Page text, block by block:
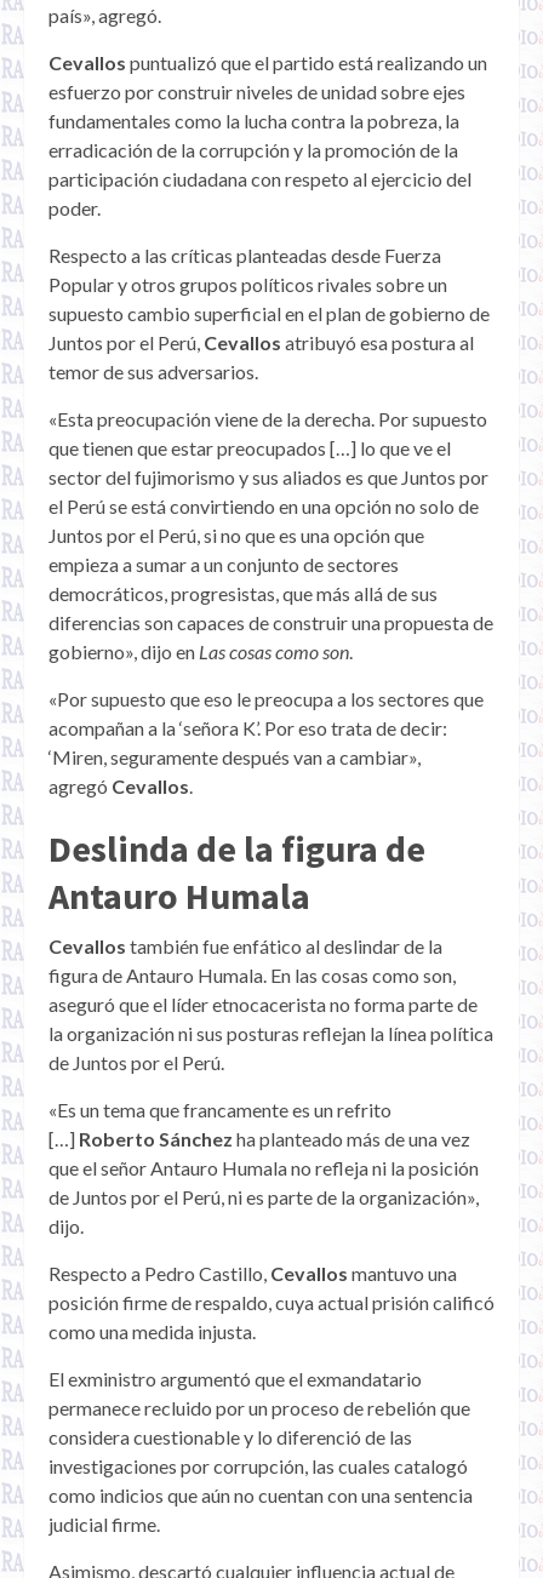
país», agregó.
Cevallos puntualizó que el partido está realizando un
esfuerzo por construir niveles de unidad sobre ejes
fundamentales como la lucha contra la pobreza, la
erradicación de la corrupción y la promoción de la
participación ciudadana con respeto al ejercicio del
poder.
Respecto a las críticas planteadas desde Fuerza
Popular y otros grupos políticos rivales sobre un
supuesto cambio superficial en el plan de gobierno de
Juntos por el Perú, Cevallos atribuyó esa postura al
temor de sus adversarios.
«Esta preocupación viene de la derecha. Por supuesto
que tienen que estar preocupados […] lo que ve el
sector del fujimorismo y sus aliados es que Juntos por
el Perú se está convirtiendo en una opción no solo de
Juntos por el Perú, si no que es una opción que
empieza a sumar a un conjunto de sectores
democráticos, progresistas, que más allá de sus
diferencias son capaces de construir una propuesta de
gobierno», dijo en Las cosas como son.
«Por supuesto que eso le preocupa a los sectores que
acompañan a la ‘señora K’. Por eso trata de decir:
‘Miren, seguramente después van a cambiar»,
agregó Cevallos.
Deslinda de la figura de
Antauro Humala
Cevallos también fue enfático al deslindar de la
figura de Antauro Humala. En las cosas como son,
aseguró que el líder etnocacerista no forma parte de
la organización ni sus posturas reflejan la línea política
de Juntos por el Perú.
«Es un tema que francamente es un refrito
[…] Roberto Sánchez ha planteado más de una vez
que el señor Antauro Humala no refleja ni la posición
de Juntos por el Perú, ni es parte de la organización»,
dijo.
Respecto a Pedro Castillo, Cevallos mantuvo una
posición firme de respaldo, cuya actual prisión calificó
como una medida injusta.
El exministro argumentó que el exmandatario
permanece recluido por un proceso de rebelión que
considera cuestionable y lo diferenció de las
investigaciones por corrupción, las cuales catalogó
como indicios que aún no cuentan con una sentencia
judicial firme.
Asimismo, descartó cualquier influencia actual de